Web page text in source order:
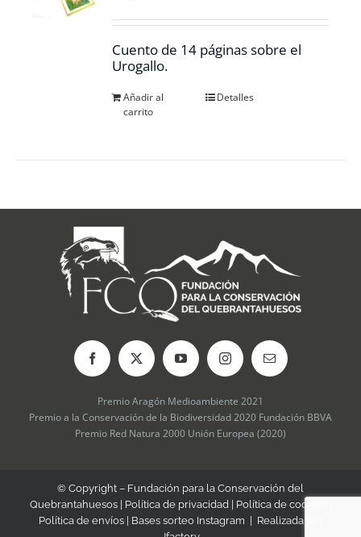
Cuento de 14 páginas sobre el
Urogallo.
Añadir al
carrito
Detalles
Premio Aragón Medioambiente 2021
Premio a la Conservación de la Biodiversidad 2020 Fundación BBVA
Premio Red Natura 2000 Unión Europea (2020)
© Copyright – Fundación para la Conservación del
Quebrantahuesos | Política de privacidad | Política de cookies
Política de envíos| Bases sorteo Instagram | Realizada por